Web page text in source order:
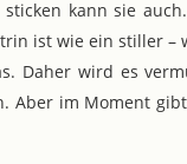
kann sie
ist wie ein stiller –
Daher wird es
Aber im Moment